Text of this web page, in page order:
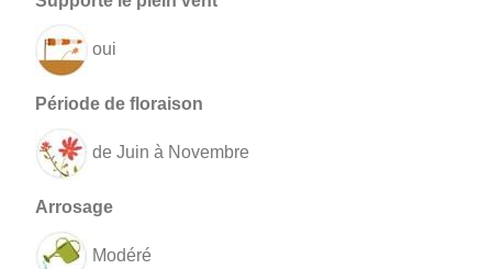
oui
de Juin à Novembre
Modéré